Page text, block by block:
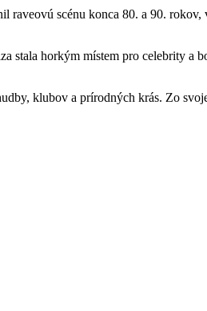
raveovú scénu konca 80. a 90.
stala horkým místem pro celebrity a
klubov a prírodných krás. Zo